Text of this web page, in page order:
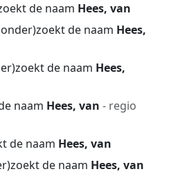
de naam Hees, van
de naam Hees,
de naam Hees,
naam Hees, van - regio
de naam Hees, van
de naam Hees, van